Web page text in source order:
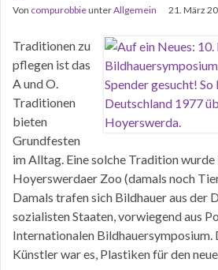
Von compurobbieunterAllgemein 21. März
Traditionen zu
pflegen ist das
A und O.
Traditionen
bieten
Grundfesten
im Alltag. Eine solche Tradition
Hoyerswerdaer Zoo (damals noch
Damals trafen sich Bildhauer aus der
sozialisten Staaten, vorwiegend aus
Internationalen Bildhauersymposium.
Künstler war es, Plastiken für den